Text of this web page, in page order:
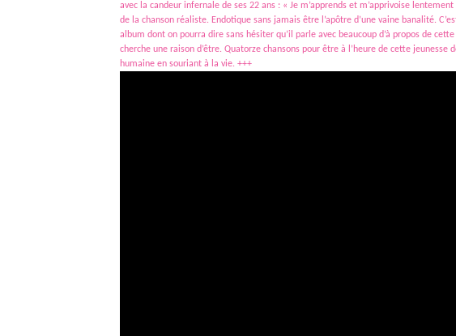
avec la candeur infernale de ses 22 ans : « Je m’apprends et m’apprivoise
de la chanson réaliste. Endotique sans jamais être l’apôtre d’une vaine banalité.
album dont on pourra dire sans hésiter qu’il parle avec beaucoup d’à propos de
cherche une raison d’être. Quatorze chansons pour être à l’heure de cette jeunesse
humaine en souriant à la vie. +++